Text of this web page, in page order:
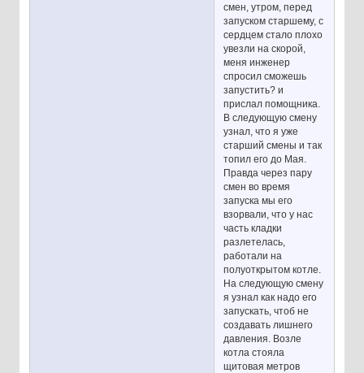
смен, утром, перед
запуском старшему, с
сердцем стало плохо
увезли на скорой,
меня инженер
спросил сможешь
запустить? и
прислал помощника.
В следующую смену
узнал, что я уже
старший смены и так
топил его до Мая.
Правда через пару
смен во время
запуска мы его
взорвали, что у нас
часть кладки
разлетелась,
работали на
полуоткрытом котле.
На следующую смену
я узнал как надо его
запускать, чтоб не
создавать лишнего
давления. Возле
котла стояла
щитовая метров